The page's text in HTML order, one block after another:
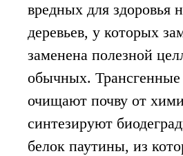
вредных для здоровья
деревьев, у которых
заменена полезной
обычных. Трансгенные
очищают почву от
синтезируют
белок паутины, из